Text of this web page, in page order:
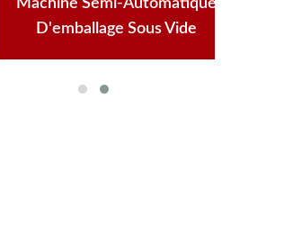
Machine Semi-Automatique
D'emballage Sous Vide